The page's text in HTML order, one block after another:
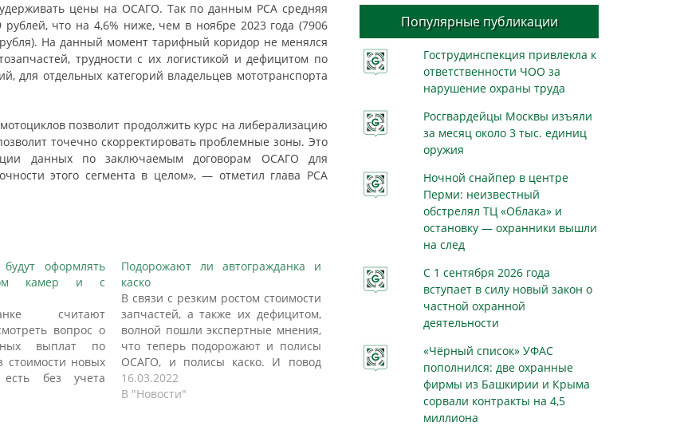
цены на ОСАГО. Так по данным РСА средняя
что на 4,6% ниже, чем в ноябре 2023 года (7906
На данный момент тарифный коридор не менялся
трудности с их логистикой и дефицитом по
для отдельных категорий владельцев мототранспорта
позволит продолжить курс на либерализацию
точечно скорректировать проблемные зоны. Это
данных по заключаемым договорам ОСАГО для
этого сегмента в целом», — отметил глава РСА
оформлять
камер и с
считают
вопрос о
выплат по
стоимости новых
без учета
Госдуме заявил
Банка
Подорожают ли автогражданка и
каско
В связи с резким ростом стоимости
запчастей, а также их дефицитом,
волной пошли экспертные мнения,
что теперь подорожают и полисы
ОСАГО, и полисы каско. И повод
для этого нашелся: приняты
поправки в закон об ОСАГО,
16.03.2022
В "Новости"
Популярные публикации
Гострудинспекция привлекла к
ответственности ЧОО за
нарушение охраны труда
Росгвардейцы Москвы изъяли
за месяц около 3 тыс. единиц
оружия
Ночной снайпер в центре
Перми: неизвестный
обстрелял ТЦ «Облака» и
остановку — охранники вышли
на след
С 1 сентября 2026 года
вступает в силу новый закон о
частной охранной
деятельности
«Чёрный список» УФАС
пополнился: две охранные
фирмы из Башкирии и Крыма
сорвали контракты на 4,5
миллиона